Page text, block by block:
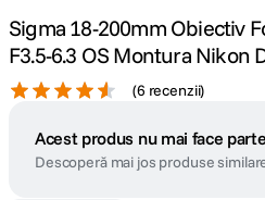
Sigma 18-200mm Obiectiv
F3.5-6.3 OS Montura Nikon
(6 recenzii)
Acest produs nu mai face
Descoperă mai jos produse